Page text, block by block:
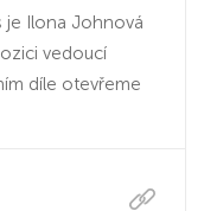
je Ilona Johnová
vedoucí
díle otevřeme